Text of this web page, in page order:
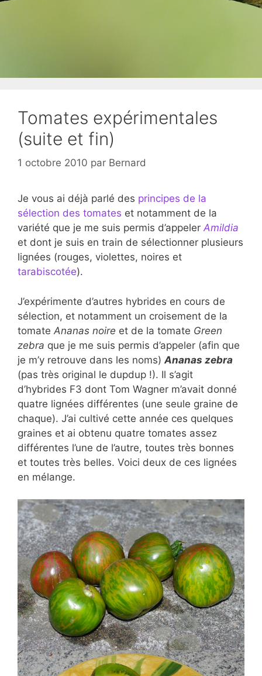
Tomates expérimentales
(suite et fin)
1 octobre 2010 par Bernard
Je vous ai déjà parlé des principes de la
sélection des tomates et notamment de la
variété que je me suis permis d’appeler Amildia
et dont je suis en train de sélectionner plusieurs
lignées (rouges, violettes, noires et
tarabiscotée).
J’expérimente d’autres hybrides en cours de
sélection, et notamment un croisement de la
tomate Ananas noire et de la tomate Green
zebra que je me suis permis d’appeler (afin que
je m’y retrouve dans les noms) Ananas zebra
(pas très original le dupdup !). Il s’agit
d’hybrides F3 dont Tom Wagner m’avait donné
quatre lignées différentes (une seule graine de
chaque). J’ai cultivé cette année ces quelques
graines et ai obtenu quatre tomates assez
différentes l’une de l’autre, toutes très bonnes
et toutes très belles. Voici deux de ces lignées
en mélange.